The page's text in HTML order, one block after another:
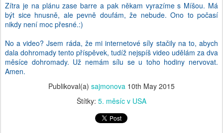
Zítra je na plánu zase barre a pak někam vyrazíme s Míšou. Má
být sice hnusně, ale pevně doufám, že nebude. Ono to počasí
nikdy není moc přesné.:)
No a video? Jsem ráda, že mi internetové síly stačily na to, abych
dala dohromady tento příspěvek, tudíž nejspíš video udělám za dva
měsíce dohromady. Už nemám sílu se u toho hodiny nervovat.
Amen.
Publikoval(a) sajmonova 10th May 2015
Štítky: 5. měsíc v USA